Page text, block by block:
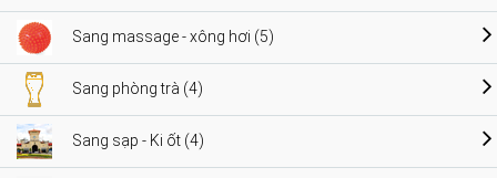
Sang massage - xông hơi (5)
Sang phòng trà (4)
Sang sạp - Ki ốt (4)